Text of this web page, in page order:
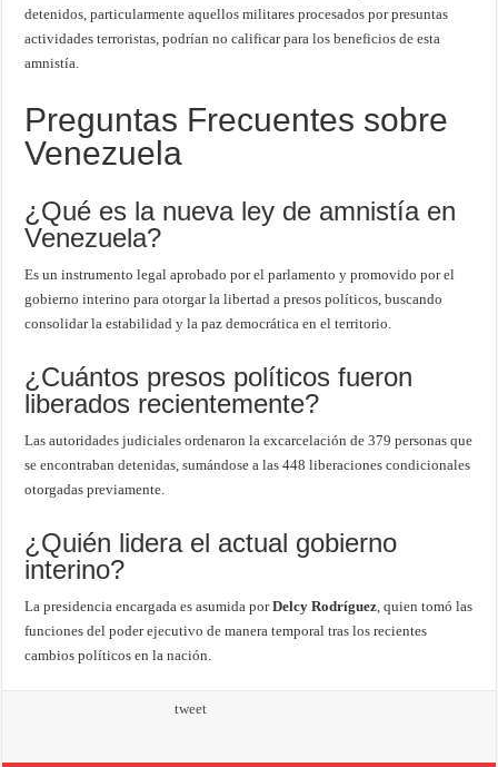
detenidos, particularmente aquellos militares procesados por presuntas
actividades terroristas, podrían no calificar para los beneficios de esta
amnistía.
Preguntas Frecuentes sobre
Venezuela
¿Qué es la nueva ley de amnistía en
Venezuela?
Es un instrumento legal aprobado por el parlamento y promovido por el
gobierno interino para otorgar la libertad a presos políticos, buscando
consolidar la estabilidad y la paz democrática en el territorio.
¿Cuántos presos políticos fueron
liberados recientemente?
Las autoridades judiciales ordenaron la excarcelación de 379 personas que
se encontraban detenidas, sumándose a las 448 liberaciones condicionales
otorgadas previamente.
¿Quién lidera el actual gobierno
interino?
La presidencia encargada es asumida porDelcy Rodríguez, quien tomó las
funciones del poder ejecutivo de manera temporal tras los recientes
cambios políticos en la nación.
tweet